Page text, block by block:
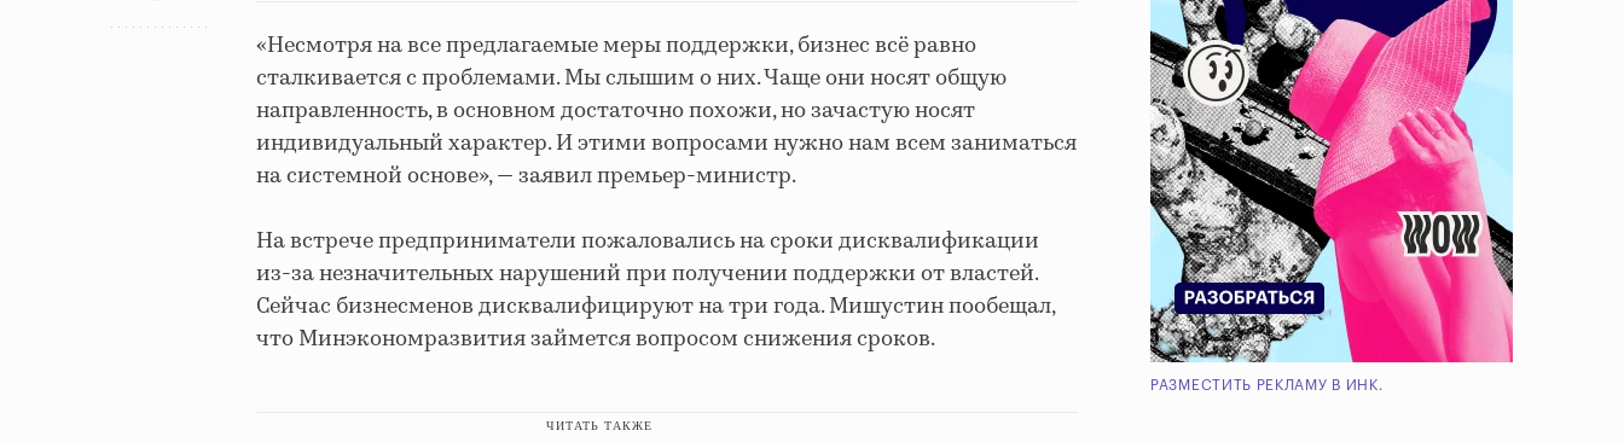
«Несмотря на все предлагаемые меры поддержки, бизнес всё равно
сталкивается с проблемами. Мы слышим о них. Чаще они носят общую
направленность, в основном достаточно похожи, но зачастую носят
индивидуальный характер. И этими вопросами нужно нам всем заниматься
на системной основе», — заявил премьер-министр.
На встрече предприниматели пожаловались на сроки дисквалификации
из-за незначительных нарушений при получении поддержки от властей.
Сейчас бизнесменов дисквалифицируют на три года. Мишустин пообещал,
что Минэкономразвития займется вопросом снижения сроков.
ЧИТАТЬ ТАКЖЕ
РАЗМЕСТИТЬ РЕКЛАМУ В ИНК.